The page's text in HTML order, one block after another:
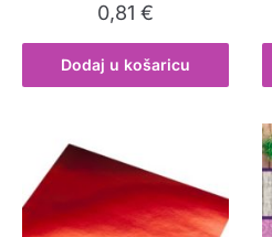
0,81€
Dodaj u košaricu